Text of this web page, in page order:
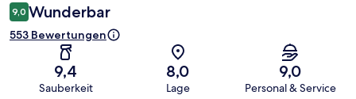
9,0 Wunderbar
553 Bewertungen
9,4
Sauberkeit
8,0
Lage
9,0
Personal & Service